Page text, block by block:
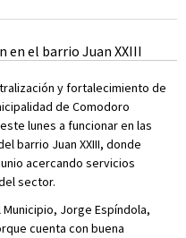
y fortalecimiento de
de Comodoro
lunes a funcionar en las
barrio Juan XXIII, donde
acercando servicios
sector.
Jorge Espíndola,
cuenta con buena